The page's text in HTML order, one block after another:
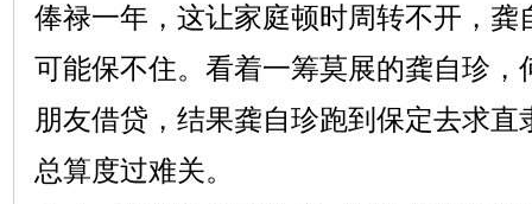
俸禄一年，这让家庭顿时周转不开，龚
可能保不住。看着一筹莫展的龚自珍，
朋友借贷，结果龚自珍跑到保定去求
总算度过难关。